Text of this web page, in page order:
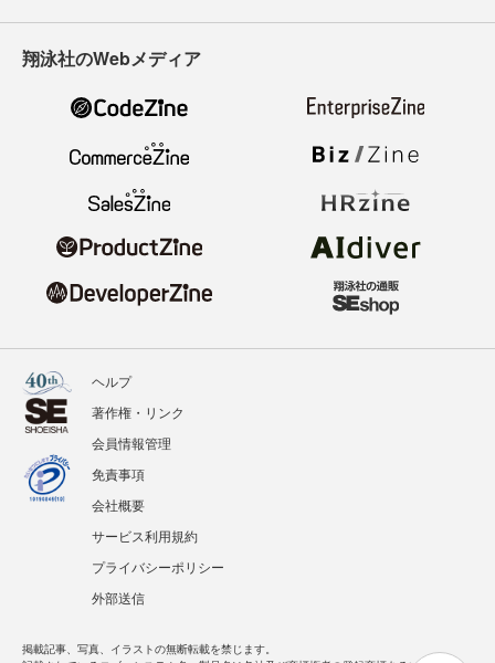
翔泳社のWebメディア
ヘルプ
著作権・リンク
会員情報管理
免責事項
会社概要
サービス利用規約
プライバシーポリシー
外部送信
掲載記事、写真、イラストの無断転載を禁じます。